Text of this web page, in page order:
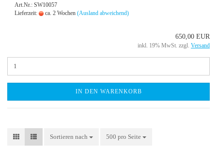
Art.Nr.: SW10057
Lieferzeit:
ca. 2 Wochen (Ausland abweichend)
650,00 EUR
inkl. 19% MwSt. zzgl. Versand
IN DEN WARENKORB
Sortieren nach
Sortieren nach 500 pro Seite
pro Seite